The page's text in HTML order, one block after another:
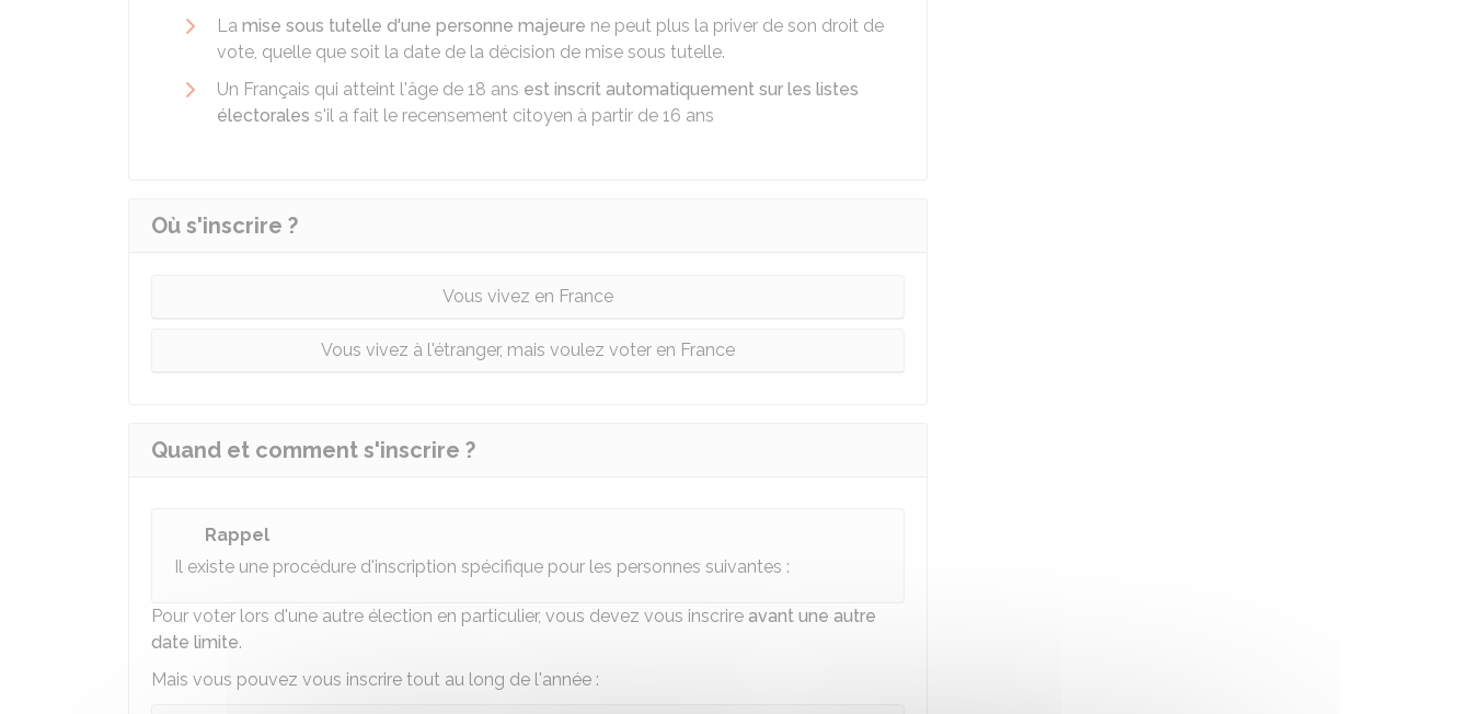
La mise sous tutelle d'une personne majeure ne peut plus la priver de son droit de
vote, quelle que soit la date de la décision de mise sous tutelle.
Un Français qui atteint l'âge de 18 ans est inscrit automatiquement sur les listes
électorales s'il a fait le recensement citoyen à partir de 16 ans
Où s'inscrire ?
Vous vivez en France
Vous vivez à l'étranger, mais voulez voter en France
Quand et comment s'inscrire ?
Rappel
Il existe une procédure d'inscription spécifique pour les personnes suivantes :
Pour voter lors d'une autre élection en particulier, vous devez vous inscrire avant une autre
date limite.
Mais vous pouvez vous inscrire tout au long de l'année :